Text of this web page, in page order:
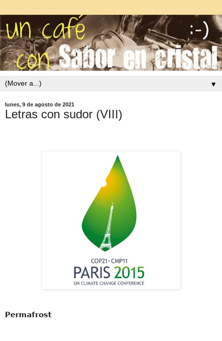
▼
lunes, 9 de agosto de 2021
Letras con sudor (VIII)
𝗣𝗲𝗿𝗺𝗮𝗳𝗿𝗼𝘀𝘁